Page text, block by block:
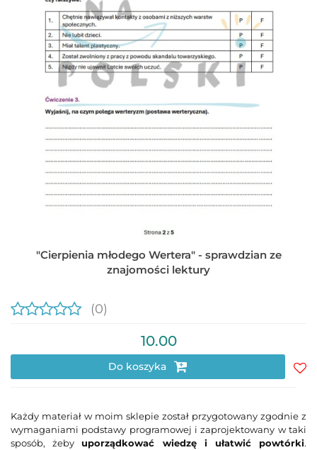
"Cierpienia młodego Wertera" - sprawdzian ze
znajomości lektury
(0)
10.00
Do koszyka
Każdy materiał w moim sklepie został przygotowany zgodnie z
wymaganiami podstawy programowej i zaprojektowany w taki
sposób, żebyuporządkować wiedzę i ułatwić powtórki.